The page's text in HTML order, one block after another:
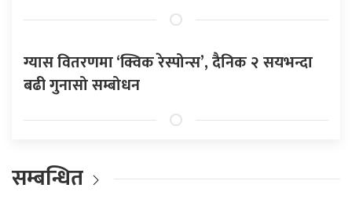
ग्यास वितरणमा ‘क्विक रेस्पोन्स’, दैनिक २ सयभन्दा
बढी गुनासो सम्बोधन
सम्बन्धित